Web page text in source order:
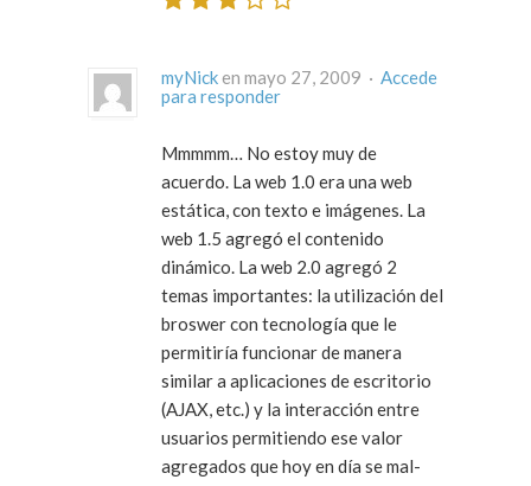
myNick en mayo 27, 2009 · Accede
para responder
Mmmmm… No estoy muy de
acuerdo. La web 1.0 era una web
estática, con texto e imágenes. La
web 1.5 agregó el contenido
dinámico. La web 2.0 agregó 2
temas importantes: la utilización del
broswer con tecnología que le
permitiría funcionar de manera
similar a aplicaciones de escritorio
(AJAX, etc.) y la interacción entre
usuarios permitiendo ese valor
agregados que hoy en día se mal-